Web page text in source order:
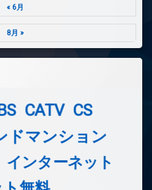
« 6月
8月 »
CATV CS
ドマンション
インターネット